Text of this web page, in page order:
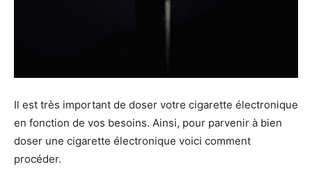
Il est très important de doser votre cigarette électronique
en fonction de vos besoins. Ainsi, pour parvenir à bien
doser une cigarette électronique voici comment
procéder.